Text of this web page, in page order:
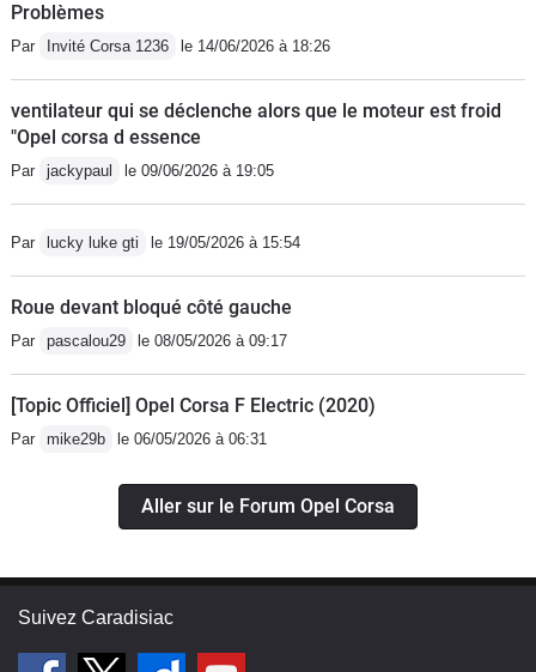
Problèmes
Par Invité Corsa 1236 le 14/06/2026 à 18:26
ventilateur qui se déclenche alors que le moteur est froid
"Opel corsa d essence
Par jackypaul le 09/06/2026 à 19:05
Par lucky luke gti le 19/05/2026 à 15:54
Roue devant bloqué côté gauche
Par pascalou29 le 08/05/2026 à 09:17
[Topic Officiel] Opel Corsa F Electric (2020)
Par mike29b le 06/05/2026 à 06:31
Aller sur le Forum Opel Corsa
Suivez Caradisiac